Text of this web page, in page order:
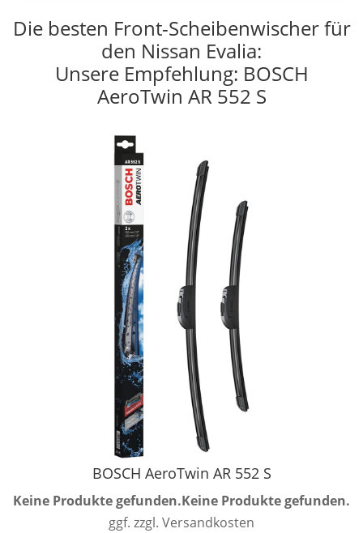
Die besten Front-Scheibenwischer für
den Nissan Evalia:
Unsere Empfehlung: BOSCH
AeroTwin AR 552 S
BOSCH AeroTwin AR 552 S
Keine Produkte gefunden.Keine Produkte gefunden.
ggf. zzgl. Versandkosten